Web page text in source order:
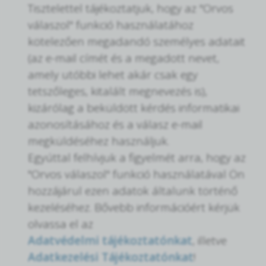
Tisztelettel tájékoztatjuk, hogy az "Orvos
válaszol" funkció használatához
kötelezően megadandó személyes adatait
(az e-mail címét és a megadott nevet,
amely utóbbi lehet akár csak egy
tetszőleges, kitalált megnevezés is),
kizárólag a beküldött kérdés informatikai
azonosításához és a válasz e-mail
megküldéséhez használjuk.
Egyúttal felhívjuk a figyelmét arra, hogy az
"Orvos válaszol" funkció használatával Ön
hozzájárul ezen adatok általunk történő
kezeléséhez. Bővebb információért kérjük
olvassa el az
Adatvédelmi tájékoztatónkat , illetve
Adatkezelési Tájékoztatónkat!